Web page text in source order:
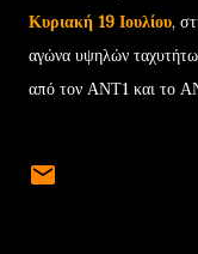
Κυριακή 19 Ιουλίου,
αγώνα υψηλών
από τον ΑΝΤ1 και το